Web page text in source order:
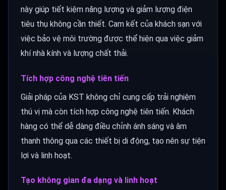
này giúp tiết kiệm năng lượng và giảm lượng điện
tiêu thụ không cần thiết. Cam kết của khách sạn với
việc bảo vệ môi trường được thể hiện qua việc giảm
khí nhà kính và lượng chất thải.
Tích hợp công nghệ tiên tiến
Giải pháp của KST không chỉ cung cấp trải nghiệm
thú vị mà còn tích hợp công nghệ tiên tiến. Khách
hàng có thể dễ dàng điều chỉnh ánh sáng và âm
thanh thông qua các thiết bị di động, tạo nên sự tiện
lợi và linh hoạt.
Tạo không gian đa dạng và linh hoạt